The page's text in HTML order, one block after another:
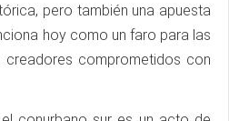
pero también una apuesta
hoy como un faro para las
creadores comprometidos con